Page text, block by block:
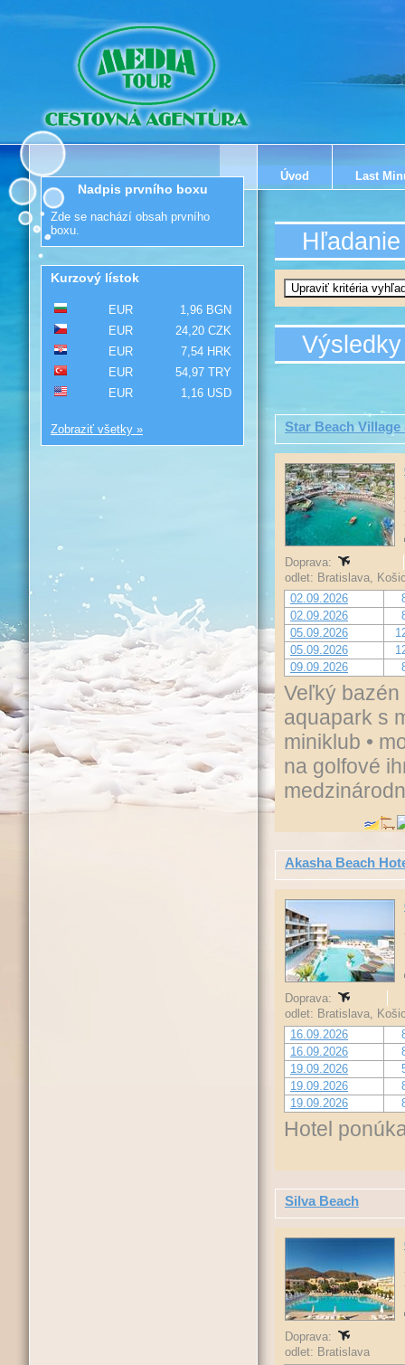
Úvod Last
Star Beach Village
Doprava:
odlet: Bratislava,
02.09.2026
02.09.2026
05.09.2026
05.09.2026
09.09.2026
Veľký bazén
aquapark s
miniklub •
na golfové
Akasha Beach
Doprava:
odlet: Bratislava,
16.09.2026
16.09.2026
19.09.2026
19.09.2026
19.09.2026
Hotel
Silva Beach
Doprava:
odlet: Bratislava
Nadpis prvního boxu
Zde se nachází obsah prvního
boxu.
Kurzový lístok
EUR
1,96 BGN
EUR
24,20 CZK
EUR
7,54 HRK
EUR
54,97 TRY
EUR
1,16 USD
Zobraziť všetky »